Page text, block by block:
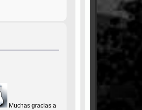
Muchas gracias a